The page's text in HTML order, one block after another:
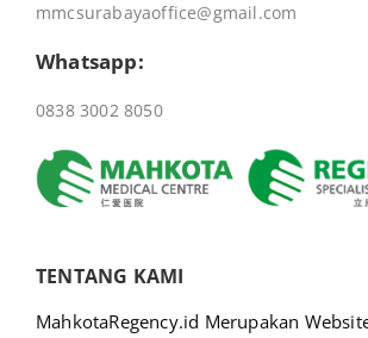
mmcsurabayaoffice@gmail.com
Whatsapp:
0838 3002 8050
TENTANG KAMI
MahkotaRegency.id Merupakan